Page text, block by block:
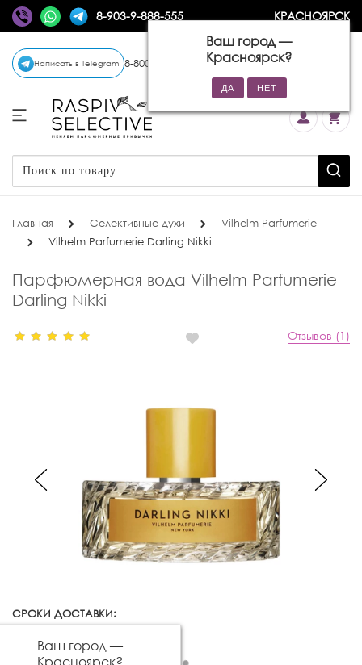
8-903-9-888-555 КРАСНОЯРСК
Ваш город —
Красноярск?
Написать в Telegram 8-800-770-72-34 (бесплатно)
Главная Селективные духи
Vilhelm Parfumerie
Vilhelm Parfumerie Darling Nikki
Парфюмерная вода Vilhelm Parfumerie
Darling Nikki
Отзывов (1)
СРОКИ ДОСТАВКИ:
Ваш город —
Красноярск?